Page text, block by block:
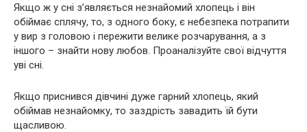
Якщо ж у сні з’являється незнайомий хлопець і він
обіймає сплячу, то, з одного боку, є небезпека потрапити
у вир з головою і пережити велике розчарування, а з
іншого – знайти нову любов. Проаналізуйте свої відчуття
уві сні.
Якщо приснився дівчині дуже гарний хлопець, який
обіймав незнайомку, то заздрість завадить їй бути
щасливою.